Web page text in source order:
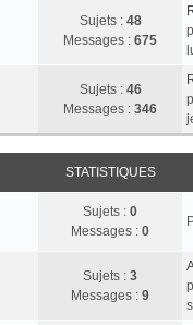
Sujets : 48
Messages : 675
Sujets : 46
Messages : 346
STATISTIQUES
Sujets : 0
Messages : 0
Sujets : 3
Messages : 9